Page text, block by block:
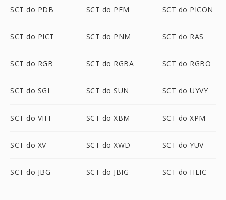
SCT do PDB SCT do PFM SCT do PICON
SCT do PICT SCT do PNM SCT do RAS
SCT do RGB SCT do RGBA SCT do RGBO
SCT do SGI SCT do SUN SCT do UYVY
SCT do VIFF SCT do XBM SCT do XPM
SCT do XV SCT do XWD SCT do YUV
SCT do JBG SCT do JBIG SCT do HEIC